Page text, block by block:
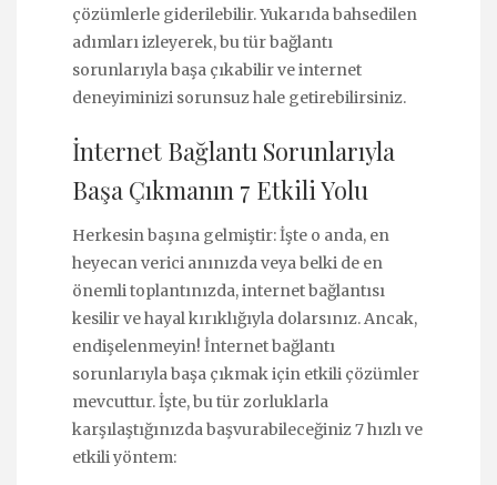
çözümlerle giderilebilir. Yukarıda bahsedilen
adımları izleyerek, bu tür bağlantı
sorunlarıyla başa çıkabilir ve internet
deneyiminizi sorunsuz hale getirebilirsiniz.
İnternet Bağlantı Sorunlarıyla
Başa Çıkmanın 7 Etkili Yolu
Herkesin başına gelmiştir: İşte o anda, en
heyecan verici anınızda veya belki de en
önemli toplantınızda, internet bağlantısı
kesilir ve hayal kırıklığıyla dolarsınız. Ancak,
endişelenmeyin! İnternet bağlantı
sorunlarıyla başa çıkmak için etkili çözümler
mevcuttur. İşte, bu tür zorluklarla
karşılaştığınızda başvurabileceğiniz 7 hızlı ve
etkili yöntem: